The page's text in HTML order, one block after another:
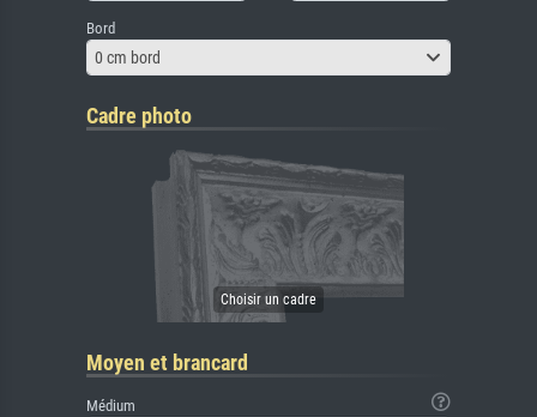
Bord
0 cm bord
Cadre photo
Moyen et brancard
Médium